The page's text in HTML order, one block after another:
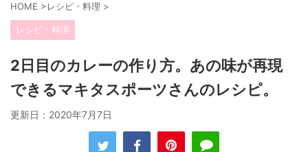
HOME >レシピ・料理 >
レシピ・料理
2日目のカレーの作り方。あの味が再現
できるマキタスポーツさんのレシピ。
更新日： 2020年7月7日